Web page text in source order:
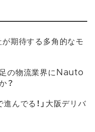
期待する多角的なモ
の物流業界にNauto
？
んでる！」大阪デリバ